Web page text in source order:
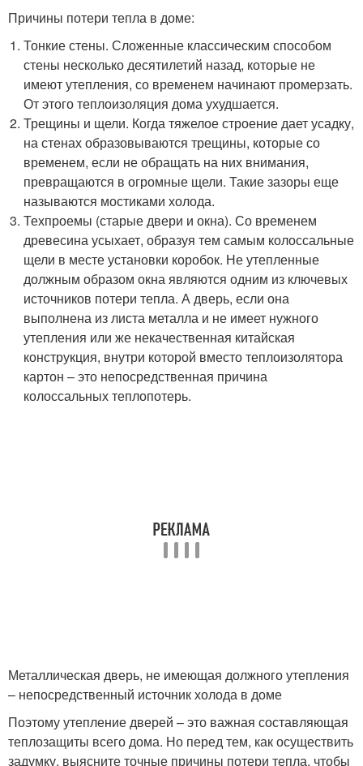
Причины потери тепла в доме:
Тонкие стены. Сложенные классическим способом
стены несколько десятилетий назад, которые не
имеют утепления, со временем начинают промерзать.
От этого теплоизоляция дома ухудшается.
Трещины и щели. Когда тяжелое строение дает усадку,
на стенах образовываются трещины, которые со
временем, если не обращать на них внимания,
превращаются в огромные щели. Такие зазоры еще
называются мостиками холода.
Техпроемы (старые двери и окна). Со временем
древесина усыхает, образуя тем самым колоссальные
щели в месте установки коробок. Не утепленные
должным образом окна являются одним из ключевых
источников потери тепла. А дверь, если она
выполнена из листа металла и не имеет нужного
утепления или же некачественная китайская
конструкция, внутри которой вместо теплоизолятора
картон – это непосредственная причина
колоссальных теплопотерь.
Металлическая дверь, не имеющая должного утепления
– непосредственный источник холода в доме
Поэтому утепление дверей – это важная составляющая
теплозащиты всего дома. Но перед тем, как осуществить
задумку, выясните точные причины потери тепла, чтобы